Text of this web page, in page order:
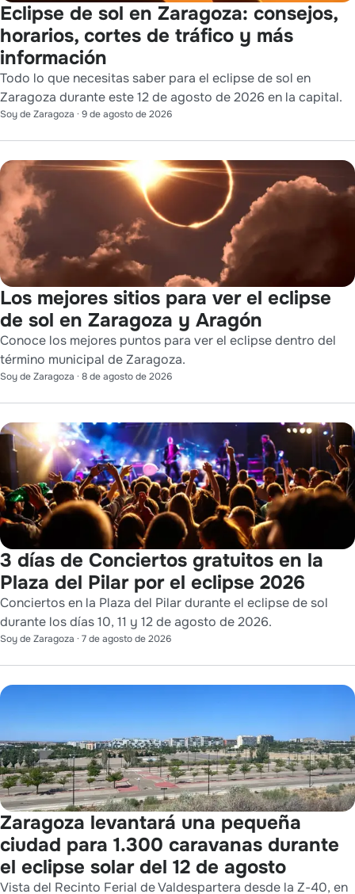
Eclipse de sol en Zaragoza: consejos,
horarios, cortes de tráfico y más
información
Todo lo que necesitas saber para el eclipse de sol en
Zaragoza durante este 12 de agosto de 2026 en la capital.
Soy de Zaragoza · 9 de agosto de 2026
Los mejores sitios para ver el eclipse
de sol en Zaragoza y Aragón
Conoce los mejores puntos para ver el eclipse dentro del
término municipal de Zaragoza.
Soy de Zaragoza · 8 de agosto de 2026
3 días de Conciertos gratuitos en la
Plaza del Pilar por el eclipse 2026
Conciertos en la Plaza del Pilar durante el eclipse de sol
durante los días 10, 11 y 12 de agosto de 2026.
Soy de Zaragoza · 7 de agosto de 2026
Zaragoza levantará una pequeña
ciudad para 1.300 caravanas durante
el eclipse solar del 12 de agosto
Vista del Recinto Ferial de Valdespartera desde la Z-40, en